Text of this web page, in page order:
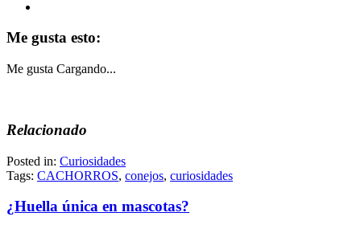
Me gusta esto:
Me gusta Cargando...
Relacionado
Posted in: Curiosidades
Tags: CACHORROS, conejos, curiosidades
¿Huella única en mascotas?